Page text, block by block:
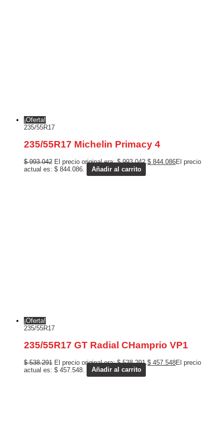
¡Oferta!
235/55R17
235/55R17 Michelin Primacy 4
$993.042 El precio original era: $ 993.042.$ 844.086El precio
actual es: $ 844.086.
Añadir al carrito
¡Oferta!
235/55R17
235/55R17 GT Radial CHamprio VP1
$538.291 El precio original era: $ 538.291. $ 457.548El precio
actual es: $ 457.548.
Añadir al carrito